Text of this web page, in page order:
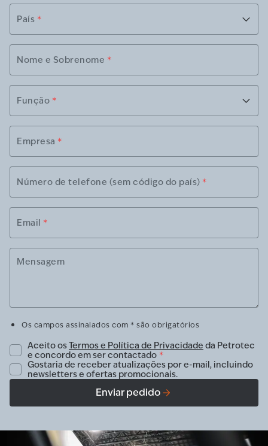
País *
Nome e Sobrenome *
Função *
Empresa *
Número de telefone (sem código do país) *
Email *
Mensagem
Os campos assinalados com * são obrigatórios
Aceito osTermos e Política de Privacidade da Petrotec
e concordo em ser contactado *
Gostaria de receber atualizações por e-mail, incluindo
newsletters e ofertas promocionais.
Enviar pedido